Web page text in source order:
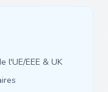
l'UE/EEE & UK